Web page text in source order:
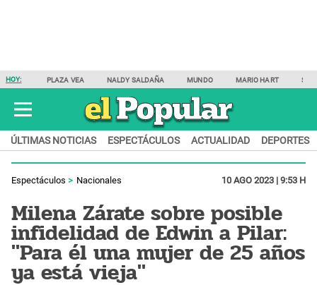
HOY: PLAZA VEA NALDY SALDAÑA MUNDO MARIO HART
ÚLTIMAS NOTICIAS ESPECTÁCULOS ACTUALIDAD DEPORTES
Espectáculos Nacionales 10 AGO 2023 | 9:53 H
Milena Zárate sobre posible
infidelidad de Edwin a Pilar:
"Para él una mujer de 25 años
ya está vieja"